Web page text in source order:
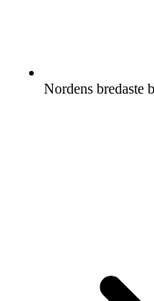
Nordens bredaste